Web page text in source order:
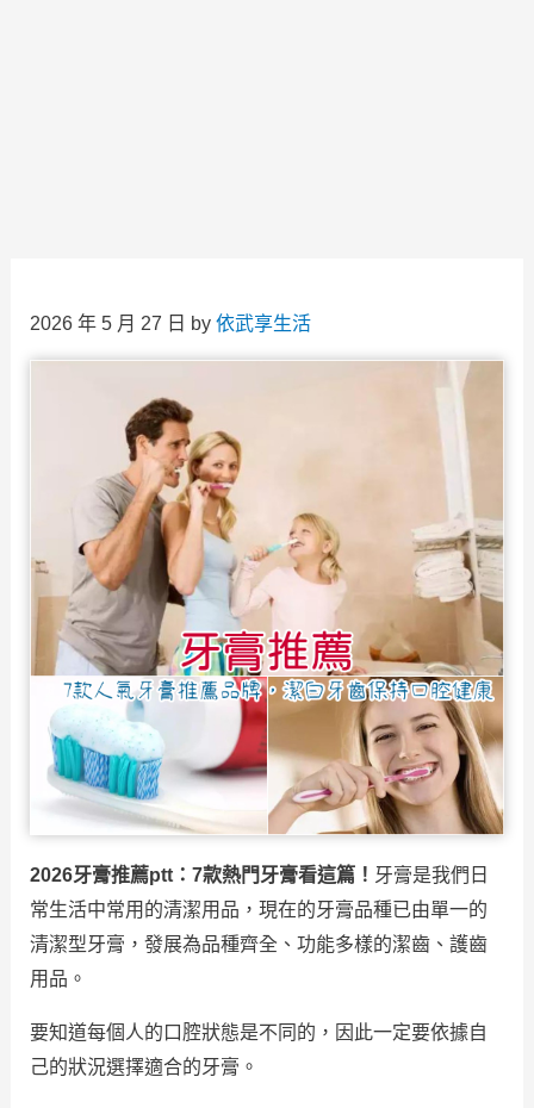
2026 年 5 月 27 日 by 依武享生活
2026牙膏推薦ptt：7款熱門牙膏看這篇！ 牙膏是我們日
常生活中常用的清潔用品，現在的牙膏品種已由單一的
清潔型牙膏，發展為品種齊全、功能多樣的潔齒、護齒
用品。
要知道每個人的口腔狀態是不同的，因此一定要依據自
己的狀況選擇適合的牙膏。